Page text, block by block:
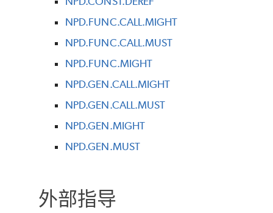
NPD.FUNC.CALL.MIGHT
NPD.FUNC.CALL.MUST
NPD.FUNC.MIGHT
NPD.GEN.CALL.MIGHT
NPD.GEN.CALL.MUST
NPD.GEN.MIGHT
NPD.GEN.MUST
外部指导